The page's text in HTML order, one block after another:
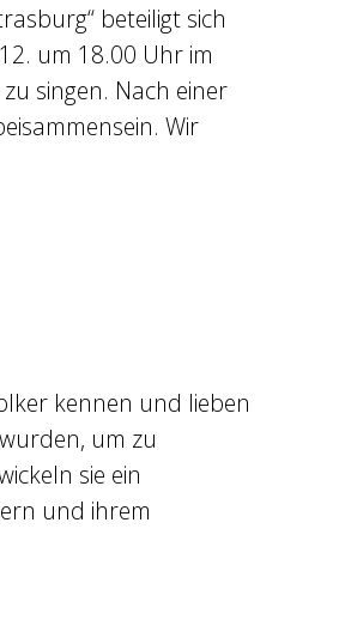
beteiligt sich
um 18.00 Uhr im
singen. Nach einer
Wir
kennen und lieben
um zu
sie ein
und ihrem